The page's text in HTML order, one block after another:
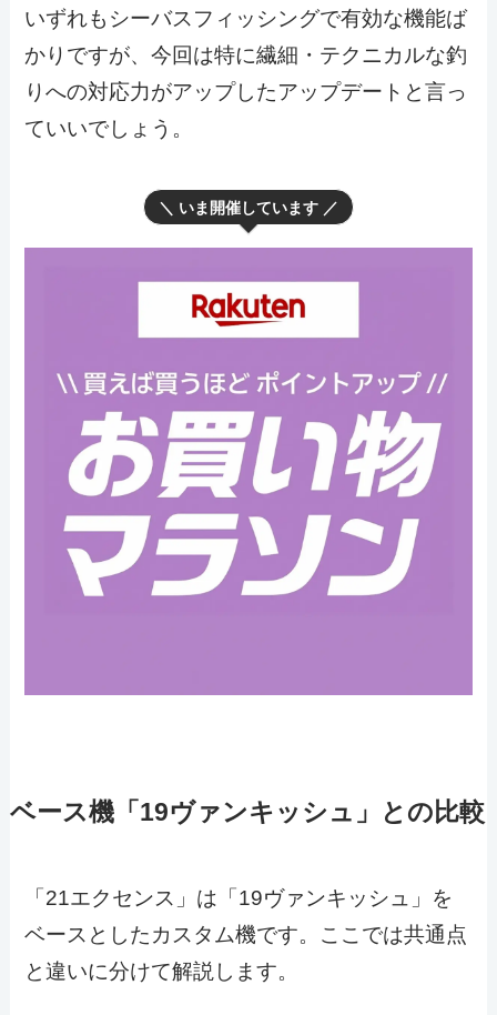
いずれもシーバスフィッシングで有効な機能ば
かりですが、今回は特に繊細・テクニカルな釣
りへの対応力がアップしたアップデートと言っ
ていいでしょう。
＼ いま開催しています ／
ベース機「19ヴァンキッシュ」との比較
「21エクセンス」は「19ヴァンキッシュ」を
ベースとしたカスタム機です。ここでは共通点
と違いに分けて解説します。